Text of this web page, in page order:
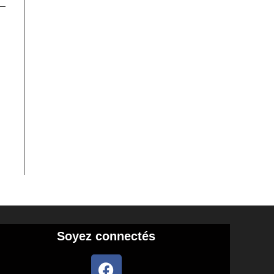
Soyez connectés